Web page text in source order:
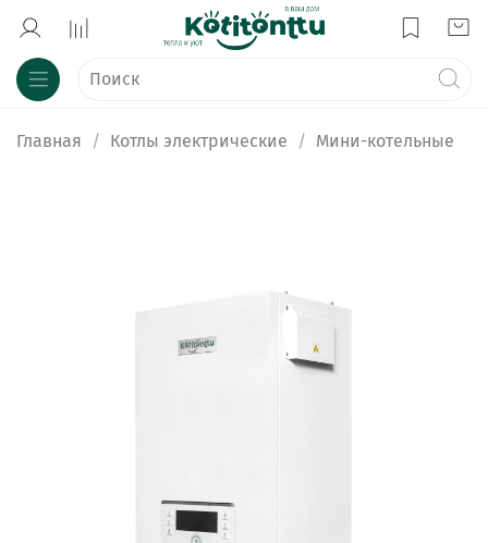
Главная Котлы электрические Мини-котельные